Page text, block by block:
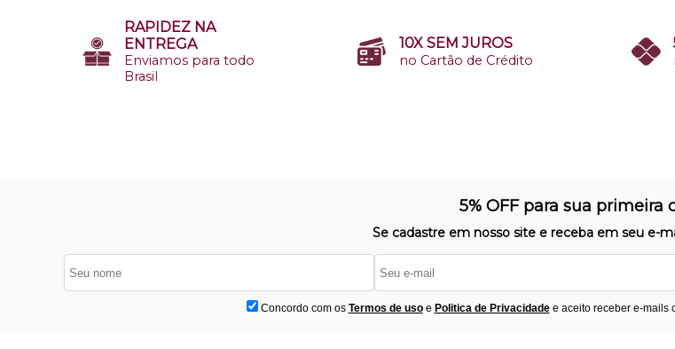
RAPIDEZ NA
ENTREGA
Enviamos para todo
Brasil
10X SEM JUROS
no Cartão de Crédito
5% OFF para sua primeira
Se cadastre em nosso site e receba em seu e-
Concordo com os Termos de usoe Politica de Privacidadee aceito receber e-mails